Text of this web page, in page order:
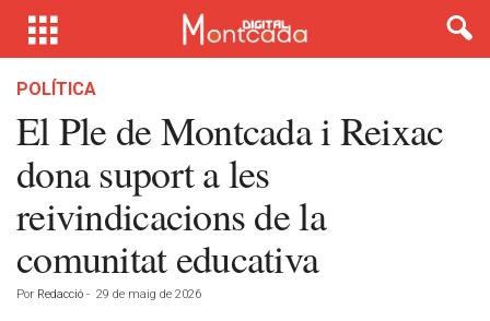
POLÍTICA
El Ple de Montcada i Reixac
dona suport a les
reivindicacions de la
comunitat educativa
Por Redacció - 29 de maig de 2026